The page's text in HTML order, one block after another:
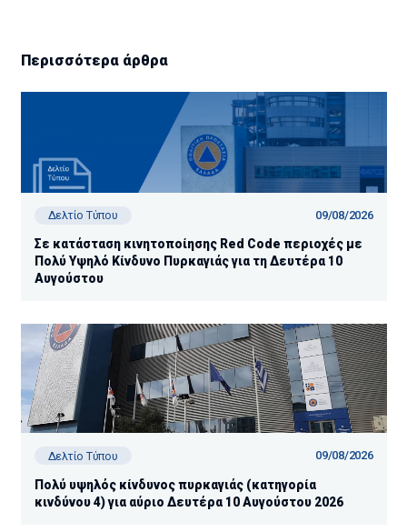
Περισσότερα άρθρα
Δελτίο Τύπου 09/08/2026
Σε κατάσταση κινητοποίησης Red Code περιοχές με
Πολύ Υψηλό Κίνδυνο Πυρκαγιάς για τη Δευτέρα 10
Αυγούστου
Δελτίο Τύπου 09/08/2026
Πολύ υψηλός κίνδυνος πυρκαγιάς (κατηγορία
κινδύνου 4) για αύριο Δευτέρα 10 Αυγούστου 2026